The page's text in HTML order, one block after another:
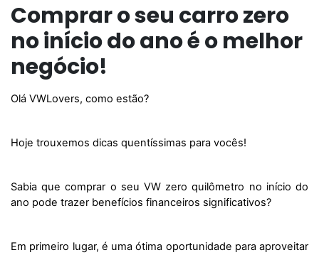
Comprar o seu carro zero
no início do ano é o melhor
negócio!
Olá VWLovers, como estão?
Hoje trouxemos dicas quentíssimas para vocês!
Sabia que comprar o seu VW zero quilômetro no início do
ano pode trazer benefícios financeiros significativos?
Em primeiro lugar, é uma ótima oportunidade para aproveitar